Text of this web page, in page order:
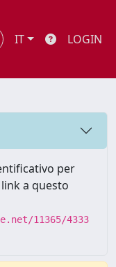
IT LOGIN
per
a questo
11365/4333